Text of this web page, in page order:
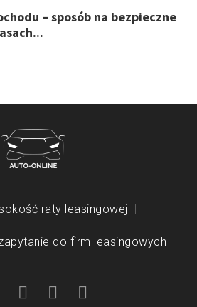
– sposób na bezpieczne
raty leasingowej
do firm leasingowych